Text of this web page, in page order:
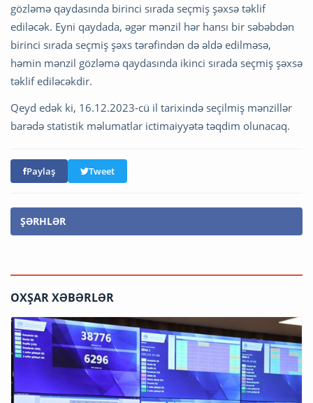
gözləmə qaydasında birinci sırada seçmiş şəxsə təklif
ediləcək. Eyni qaydada, əgər mənzil hər hansı bir səbəbdən
birinci sırada seçmiş şəxs tərəfindən də əldə edilməsə,
həmin mənzil gözləmə qaydasında ikinci sırada seçmiş şəxsə
təklif ediləcəkdir.
Qeyd edək ki, 16.12.2023-cü il tarixində seçilmiş mənzillər
barədə statistik məlumatlar ictimaiyyətə təqdim olunacaq.
Paylaş Tweet
ŞƏRHLƏR
OXŞAR XƏBƏRLƏR